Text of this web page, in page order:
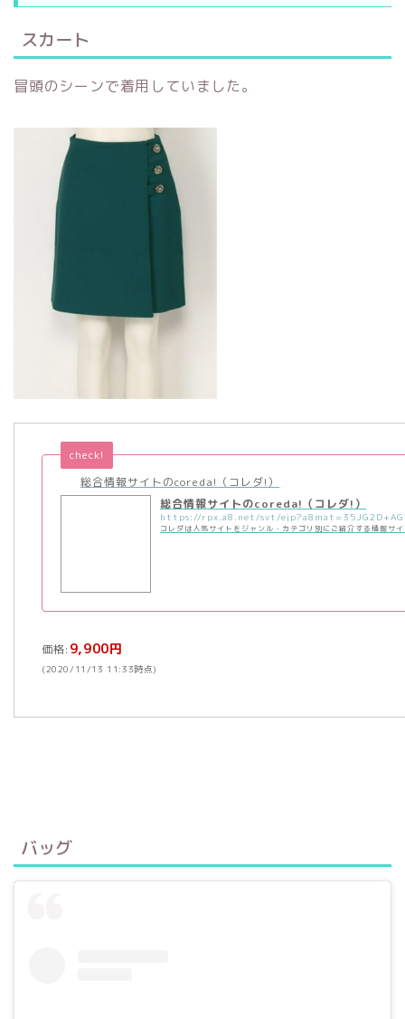
スカート
冒頭のシーンで着用していました。
総合情報サイトのcoreda!（コレダ!）
check!
総合情報サイトのcoreda!（コレダ!）
コレダは人気サイトをジャンル・カテゴリ別にご紹介する情報サ
価格: 9,900円
(2020/11/13 11:33時点)
バッグ